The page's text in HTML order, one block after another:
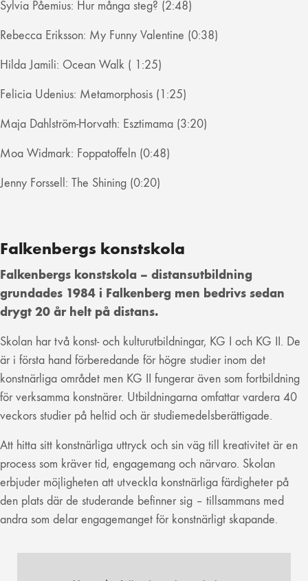
Sylvia Påemius: Hur många steg? (2:48)
Rebecca Eriksson: My Funny Valentine (0:38)
Hilda Jamili: Ocean Walk ( 1:25)
Felicia Udenius: Metamorphosis (1:25)
Maja Dahlström-Horvath: Esztimama (3:20)
Moa Widmark: Foppatoffeln (0:48)
Jenny Forssell: The Shining (0:20)
Falkenbergs konstskola
Falkenbergs konstskola – distansutbildning
grundades 1984 i Falkenberg men bedrivs sedan
drygt 20 år helt på distans.
Skolan har två konst- och kulturutbildningar, KG I och KG II. De
är i första hand förberedande för högre studier inom det
konstnärliga området men KG II fungerar även som fortbildning
för verksamma konstnärer. Utbildningarna omfattar vardera 40
veckors studier på heltid och är studiemedelsberättigade.
Att hitta sitt konstnärliga uttryck och sin väg till kreativitet är en
process som kräver tid, engagemang och närvaro. Skolan
erbjuder möjligheten att utveckla konstnärliga färdigheter på
den plats där de studerande befinner sig – tillsammans med
andra som delar engagemanget för konstnärligt skapande.